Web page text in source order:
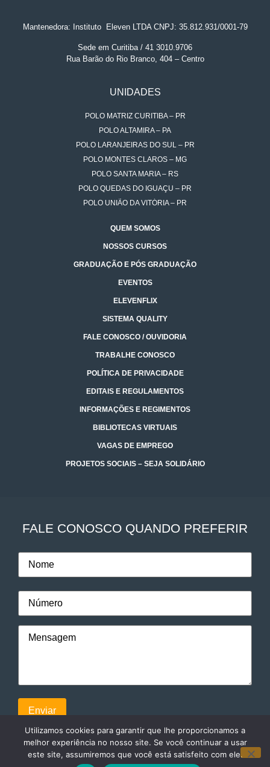
Mantenedora: Instituto. Eleven LTDA CNPJ: 35.812.931/0001-79
Sede em Curitiba / 41 3010.9706
Rua Barão do Rio Branco, 404 – Centro
UNIDADES
POLO MATRIZ CURITIBA – PR
POLO ALTAMIRA – PA
POLO LARANJEIRAS DO SUL – PR
POLO MONTES CLAROS – MG
POLO SANTA MARIA – RS
POLO QUEDAS DO IGUAÇU – PR
POLO UNIÃO DA VITÓRIA – PR
QUEM SOMOS
NOSSOS CURSOS
GRADUAÇÃO E PÓS GRADUAÇÃO
EVENTOS
ELEVENFLIX
SISTEMA QUALITY
FALE CONOSCO / OUVIDORIA
TRABALHE CONOSCO
POLÍTICA DE PRIVACIDADE
EDITAIS E REGULAMENTOS
INFORMAÇÕES E REGIMENTOS
BIBLIOTECAS VIRTUAIS
VAGAS DE EMPREGO
PROJETOS SOCIAIS – SEJA SOLIDÁRIO
FALE CONOSCO QUANDO PREFERIR
Utilizamos cookies para garantir que lhe proporcionamos a
melhor experiência no nosso site. Se você continuar a usar
este site, assumiremos que você está satisfeito com ele.